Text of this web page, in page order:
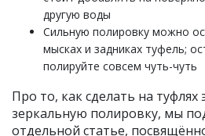
другую воды
Сильную полировку можно
мысках и задниках туфель;
полируйте совсем чуть-чуть
Про то, как сделать на
зеркальную полировку, мы
отдельной статье,